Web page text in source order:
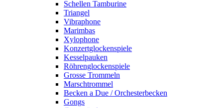
Schellen Tamburine
Triangel
Vibraphone
Marimbas
Xylophone
Konzertglockenspiele
Kesselpauken
Röhren­glocken­spiele
Grosse Trommeln
Marschtrommel
Becken a Due / Orchester­becken
Gongs